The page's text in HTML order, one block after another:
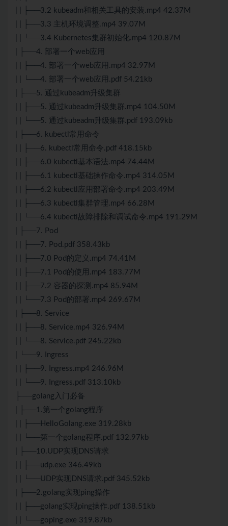
| | ├──3.2 kubeadm和相关工具的安装.mp4 42.37M
| | ├──3.3 主机环境调整.mp4 39.07M
| | └──3.4 Kubernetes集群初始化.mp4 120.87M
| ├──4. 部署一个web应用
| | ├──4. 部署一个web应用.mp4 32.97M
| | └──4. 部署一个web应用.pdf 54.21kb
| ├──5. 通过kubeadm升级集群
| | ├──5. 通过kubeadm升级集群.mp4 104.50M
| | └──5. 通过kubeadm升级集群.pdf 193.09kb
| ├──6. kubectl常用命令
| | ├──6. kubectl常用命令.pdf 418.15kb
| | ├──6.0 kubectl基本语法.mp4 74.44M
| | ├──6.1 kubectl基础操作命令.mp4 314.05M
| | ├──6.2 kubectl应用部署命令.mp4 203.49M
| | ├──6.3 kubectl集群管理.mp4 66.28M
| | └──6.4 kubectl故障排除和调试命令.mp4 191.29M
| ├──7. Pod
| | ├──7. Pod.pdf 358.43kb
| | ├──7.0 Pod的定义.mp4 74.41M
| | ├──7.1 Pod的使用.mp4 183.77M
| | ├──7.2 容器的探测.mp4 85.94M
| | └──7.3 Pod的部署.mp4 269.67M
| ├──8. Service
| | ├──8. Service.mp4 326.94M
| | └──8. Service.pdf 245.22kb
| └──9. Ingress
| | ├──9. Ingress.mp4 246.96M
| | └──9. Ingress.pdf 313.10kb
├──golang入门必备
| ├──1.第一个golang程序
| | ├──HelloGolang.exe 319.28kb
| | └──第一个golang程序.pdf 132.97kb
| ├──10.UDP实现DNS请求
| | ├──udp.exe 346.49kb
| | └──UDP实现DNS请求.pdf 345.52kb
| ├──2.golang实现ping操作
| | ├──golang实现ping操作.pdf 138.51kb
| | └──goping.exe 319.87kb